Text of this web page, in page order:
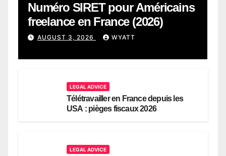
Numéro SIRET pour Américains
freelance en France (2026)
AUGUST 3, 2026 WYATT
LEGAL ADVICE
Télétravailler en France depuis les
USA : pièges fiscaux 2026
LEGAL ADVICE